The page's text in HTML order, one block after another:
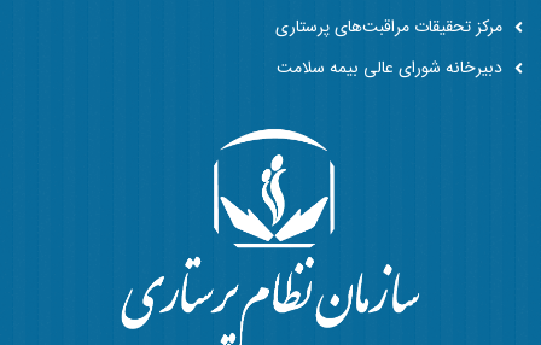
مرکز تحقیقات مراقبت‌های پرستاری
دبیرخانه شورای عالی بیمه سلامت